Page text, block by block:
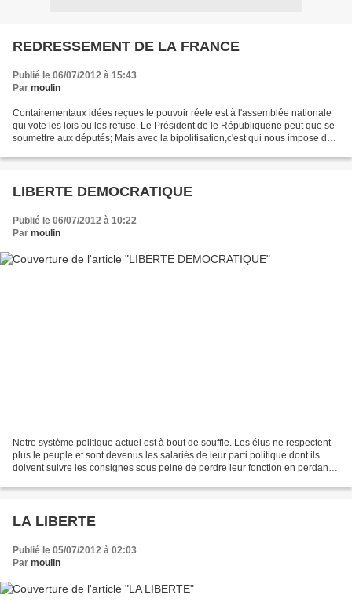
REDRESSEMENT DE LA FRANCE
Publié le 06/07/2012 à 15:43
Par moulin
Contairementaux idées reçues le pouvoir réele est à l'assemblée nationale
qui vote les lois ou les refuse. Le Président de le Républiquene peut que se
soumettre aux députés; Mais avec la bipolitisation,c'est qui nous impose des
LIBERTE DEMOCRATIQUE
Publié le 06/07/2012 à 10:22
Par moulin
Notre système politique actuel est à bout de souffle. Les élus ne respectent
plus le peuple et sont devenus les salariés de leur parti politique dont ils
doivent suivre les consignes sous peine de perdre leur fonction en perdant
LA LIBERTE
Publié le 05/07/2012 à 02:03
Par moulin